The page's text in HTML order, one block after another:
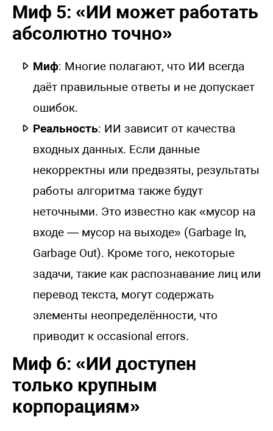
Миф 5: «ИИ может работать
абсолютно точно»
Миф: Многие полагают, что ИИ всегда
даёт правильные ответы и не допускает
ошибок.
Реальность: ИИ зависит от качества
входных данных. Если данные
некорректны или предвзяты, результаты
работы алгоритма также будут
неточными. Это известно как «мусор на
входе — мусор на выходе» (Garbage In,
Garbage Out). Кроме того, некоторые
задачи, такие как распознавание лиц или
перевод текста, могут содержать
элементы неопределённости, что
приводит к occasional errors.
Миф 6: «ИИ доступен
только крупным
корпорациям»